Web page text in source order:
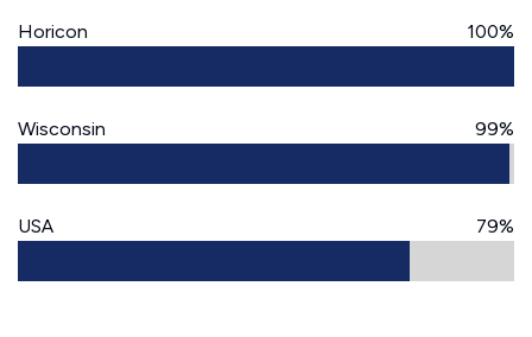
Horicon 100%
Wisconsin 99%
USA 79%